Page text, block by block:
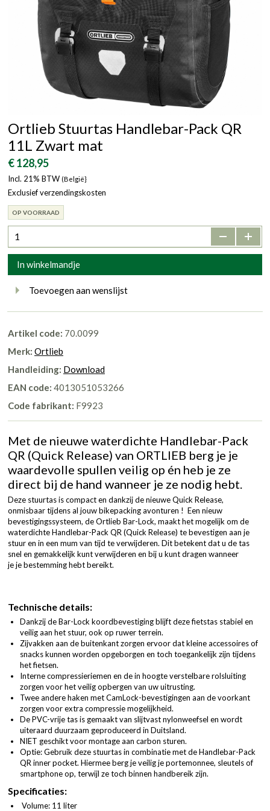
Ortlieb Stuurtas Handlebar-Pack QR
11L Zwart mat
€ 128,95
Incl. 21% BTW (België}
Exclusief verzendingskosten
OP VOORRAAD
- +
In winkelmandje
Toevoegen aan wenslijst
Artikel code: 70.0099
Merk: Ortlieb
Handleiding: Download
EAN code: 4013051053266
Code fabrikant: F9923
Met de nieuwe waterdichte Handlebar-Pack
QR (Quick Release) van ORTLIEB berg je je
waardevolle spullen veilig op én heb je ze
direct bij de hand wanneer je ze nodig hebt.
Deze stuurtas is compact en dankzij de nieuwe Quick Release,
onmisbaar tijdens al jouw bikepacking avonturen ! Een nieuw
bevestigingssysteem, de Ortlieb Bar-Lock, maakt het mogelijk om de
waterdichte Handlebar-Pack QR (Quick Release) te bevestigen aan je
stuur en in een mum van tijd te verwijderen. Dit betekent dat u de tas
snel en gemakkelijk kunt verwijderen en bij u kunt dragen wanneer
je je bestemming hebt bereikt.
Technische details:
Dankzij de Bar-Lock koordbevestiging blijft deze fietstas stabiel en
veilig aan het stuur, ook op ruwer terrein.
Zijvakken aan de buitenkant zorgen ervoor dat kleine accessoires of
snacks kunnen worden opgeborgen en toch toegankelijk zijn tijdens
het fietsen.
Interne compressieriemen en de in hoogte verstelbare rolsluiting
zorgen voor het veilig opbergen van uw uitrusting.
Twee andere haken met CamLock-bevestigingen aan de voorkant
zorgen voor extra compressie mogelijkheid.
De PVC-vrije tas is gemaakt van slijtvast nylonweefsel en wordt
uiteraard duurzaam geproduceerd in Duitsland.
NIET geschikt voor montage aan carbon sturen.
Optie: Gebruik deze stuurtas in combinatie met deHandlebar-Pack
QR inner pocket. Hiermee berg je veilig je portemonnee, sleutels of
smartphone op, terwijl ze toch binnen handbereik zijn.
Specificaties:
Volume: 11 liter